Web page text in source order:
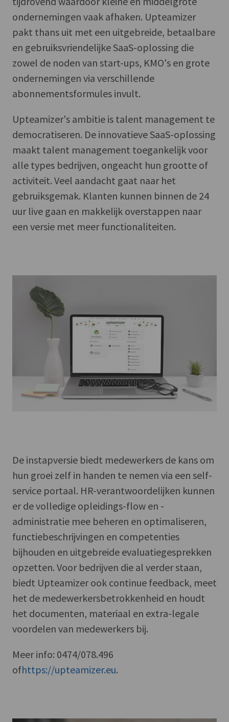
ondernemingen vaak afhaken. Upteamizer
pakt thans uit met een uitgebreide, betaalbare
en gebruiksvriendelijke SaaS-oplossing die
zowel de noden van start-ups, KMO's en grote
ondernemingen via verschillende
abonnementsformules invult.
Upteamizer's ambitie is talent management te
democratiseren. De innovatieve SaaS-oplossing
maakt talent management toegankelijk voor
alle types bedrijven, ongeacht hun grootte of
activiteit. Veel aandacht gaat naar het
gebruiksgemak. Klanten kunnen binnen de 24
uur live gaan en makkelijk overstappen naar
een versie met meer functionaliteiten.
De instapversie biedt medewerkers de kans om
hun groei zelf in handen te nemen via een self-
service portaal. HR-verantwoordelijken kunnen
er de volledige opleidings-flow en -
administratie mee beheren en optimaliseren,
functiebeschrijvingen en competenties
bijhouden en uitgebreide evaluatiegesprekken
opzetten. Voor bedrijven die al verder staan,
biedt Upteamizer ook continue feedback, meet
het de medewerkersbetrokkenheid en houdt
het documenten, materiaal en extra-legale
voordelen van medewerkers bij.
Meer info: 0474/078.496
ofhttps://upteamizer.eu.